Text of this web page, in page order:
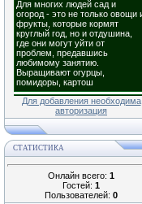
Для добавления необходима
авторизация
СТАТИСТИКА
Онлайн всего: 1
Гостей: 1
Пользователей: 0